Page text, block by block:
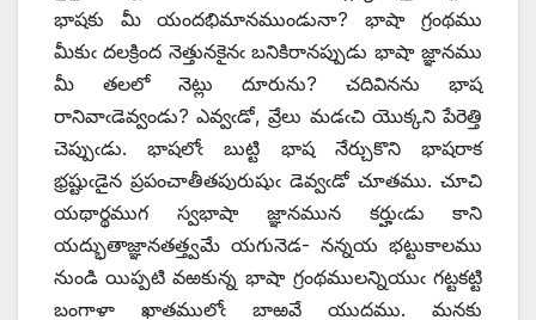
భాషకు మీ యందభిమానముండునా? భాషా గ్రంథము
మీకుఁ దలక్రింద నెత్తునకైనఁ బనికిరానప్పుడు భాషా జ్ఞానము
మీ తలలో నెట్లు దూరును? చదివినను భాష
రానివాఁడెవ్వండు? ఎవ్వఁడో, వ్రేలు మడఁచి యొక్కని పేరెత్తి
చెప్పుఁడు. భాషలోఁ బుట్టి భాష నేర్చుకొని భాషరాక
భ్రష్టుఁడైన ప్రపంచాతీతపురుషుఁ డెవ్వఁడో చూతము. చూచి
యథార్థముగ స్వభాషా జ్ఞానమున కర్హుఁడు కాని
యద్భుతాజ్ఞానతత్త్వమే యగునెడ- నన్నయ భట్టుకాలము
నుండి యిప్పటి వఱకున్న భాషా గ్రంథములన్నియుఁ గట్టకట్టి
బంగాళా ఖాతములోఁ బాఱవే యుదము. మనకు